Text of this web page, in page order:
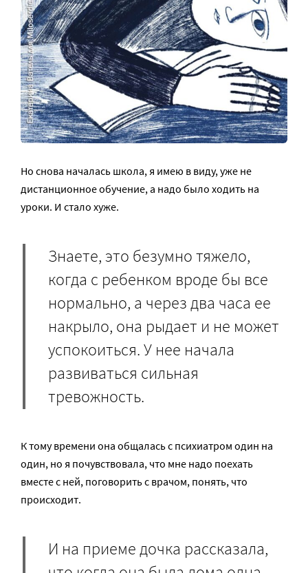
Но снова началась школа, я имею в виду, уже не
дистанционное обучение, а надо было ходить на
уроки. И стало хуже.
Знаете, это безумно тяжело,
когда с ребенком вроде бы все
нормально, а через два часа ее
накрыло, она рыдает и не может
успокоиться. У нее начала
развиваться сильная
тревожность.
К тому времени она общалась с психиатром один на
один, но я почувствовала, что мне надо поехать
вместе с ней, поговорить с врачом, понять, что
происходит.
И на приеме дочка рассказала,